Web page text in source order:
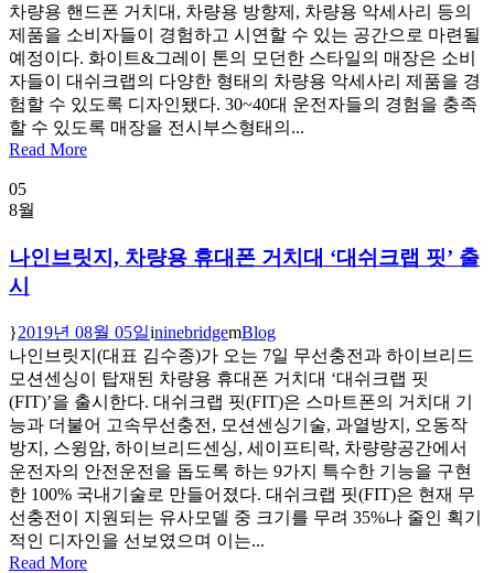
차량용 핸드폰 거치대, 차량용 방향제, 차량용 악세사리 등의
제품을 소비자들이 경험하고 시연할 수 있는 공간으로 마련될
예정이다. 화이트&그레이 톤의 모던한 스타일의 매장은 소비
자들이 대쉬크랩의 다양한 형태의 차량용 악세사리 제품을 경
험할 수 있도록 디자인됐다. 30~40대 운전자들의 경험을 충족
할 수 있도록 매장을 전시부스형태의...
Read More
05
8월
나인브릿지, 차량용 휴대폰 거치대 ‘대쉬크랩 핏’ 출
시
2019년 08월 05일 ninebridge
Blog
나인브릿지(대표 김수종)가 오는 7일 무선충전과 하이브리드
모션센싱이 탑재된 차량용 휴대폰 거치대 ‘대쉬크랩 핏
(FIT)’을 출시한다. 대쉬크랩 핏(FIT)은 스마트폰의 거치대 기
능과 더불어 고속무선충전, 모션센싱기술, 과열방지, 오동작
방지, 스윙암, 하이브리드센싱, 세이프티락, 차량량공간에서
운전자의 안전운전을 돕도록 하는 9가지 특수한 기능을 구현
한 100% 국내기술로 만들어졌다. 대쉬크랩 핏(FIT)은 현재 무
선충전이 지원되는 유사모델 중 크기를 무려 35%나 줄인 획기
적인 디자인을 선보였으며 이는...
Read More